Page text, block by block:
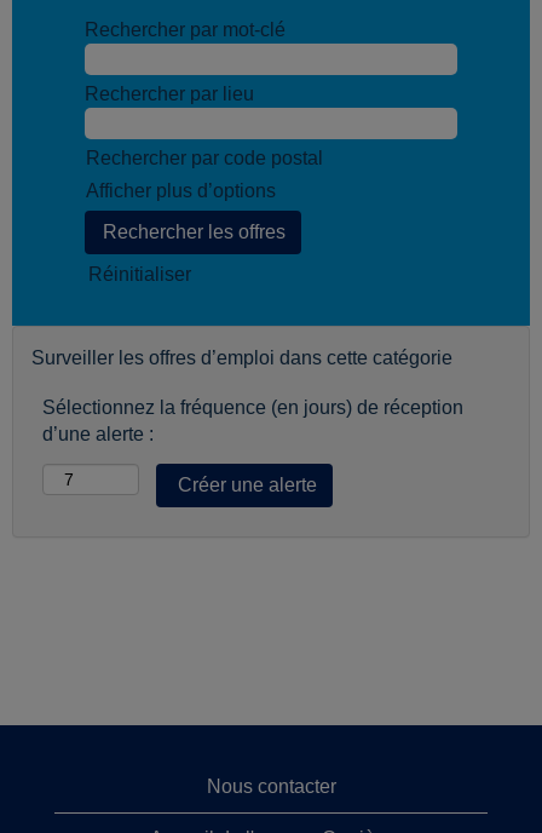
Rechercher par mot-clé
Rechercher par lieu
Rechercher par code postal
Afficher plus d’options
Réinitialiser
Surveiller les offres d’emploi dans cette catégorie
Sélectionnez la fréquence (en jours) de réception
d’une alerte :
Nous contacter